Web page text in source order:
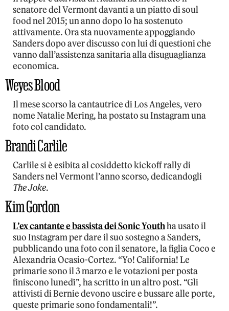
senatore del Vermont davanti a un piatto di soul
food nel 2015; un anno dopo lo ha sostenuto
attivamente. Ora sta nuovamente appoggiando
Sanders dopo aver discusso con lui di questioni che
vanno dall’assistenza sanitaria alla disuguaglianza
economica.
Weyes Blood
Il mese scorso la cantautrice di Los Angeles, vero
nome Natalie Mering, ha postato su Instagram una
foto col candidato.
Brandi Carlile
Carlile si è esibita al cosiddetto kickoff rally di
Sanders nel Vermont l’anno scorso, dedicandogli
The Joke.
Kim Gordon
L’ex cantante e bassista dei Sonic Youthha usato il
suo Instagram per dare il suo sostegno a Sanders,
pubblicando una foto con il senatore, la figlia Coco e
Alexandria Ocasio-Cortez. “Yo! California! Le
primarie sono il 3 marzo e le votazioni per posta
finiscono lunedì”, ha scritto in un altro post. “Gli
attivisti di Bernie devono uscire e bussare alle porte,
queste primarie sono fondamentali!”.